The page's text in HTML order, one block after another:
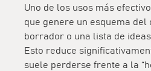
Uno de los usos más
que genere un esquema
borrador o una lista de
Esto reduce
suele perderse frente a la